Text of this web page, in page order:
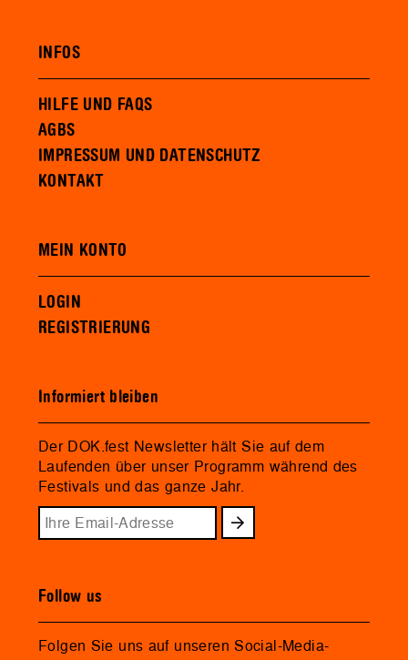
INFOS
HILFE UND FAQS
AGBS
IMPRESSUM UND DATENSCHUTZ
KONTAKT
MEIN KONTO
LOGIN
REGISTRIERUNG
Informiert bleiben
Der DOK.fest Newsletter hält Sie auf dem
Laufenden über unser Programm während des
Festivals und das ganze Jahr.
Follow us
Folgen Sie uns auf unseren Social-Media-